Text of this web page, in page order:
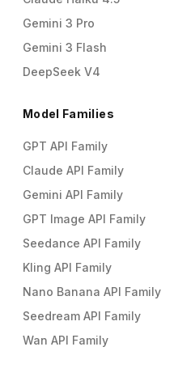
Gemini 3 Pro
Gemini 3 Flash
DeepSeek V4
Model Families
GPT API Family
Claude API Family
Gemini API Family
GPT Image API Family
Seedance API Family
Kling API Family
Nano Banana API Family
Seedream API Family
Wan API Family